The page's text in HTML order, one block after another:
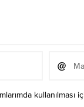
kullanılması